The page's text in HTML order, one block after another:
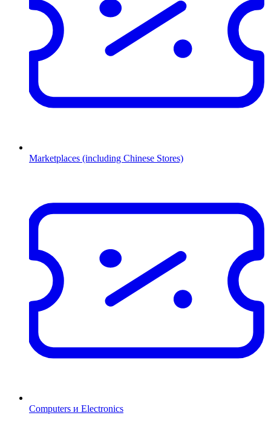
Marketplaces (including Chinese Stores)
Computers и Electronics